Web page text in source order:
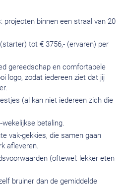
projecten binnen een straal van 20
tot € 3756,- (ervaren) per
gereedschap en comfortabele
logo, zodat iedereen ziet dat jij
(al kan niet iedereen zich die
betaling.
vak-gekkies, die samen gaan
afleveren.
(oftewel: lekker eten
bruiner dan de gemiddelde